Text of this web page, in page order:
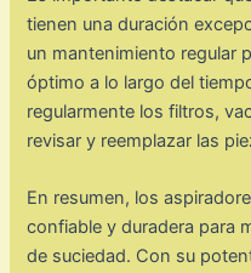
tienen una duración
un mantenimiento regular
óptimo a lo largo del
regularmente los filtros,
revisar y reemplazar las
En resumen, los
confiable y duradera para
de suciedad. Con su